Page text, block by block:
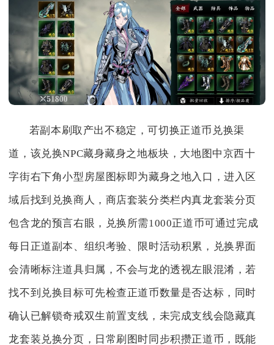
若副本刷取产出不稳定，可切换正道币兑换渠
道，该兑换NPC藏身藏身之地板块，大地图中京西十
字街右下角小型房屋图标即为藏身之地入口，进入区
域后找到兑换商人，商店套装分类栏内真龙套装分页
包含龙的预言右眼，兑换所需1000正道币可通过完成
每日正道副本、组织考验、限时活动积累，兑换界面
会清晰标注道具归属，不会与龙的透视左眼混淆，若
找不到兑换目标可先检查正道币数量是否达标，同时
确认已解锁奇戒双生前置支线，未完成支线会隐藏真
龙套装兑换分页，日常刷图时同步积攒正道币，既能